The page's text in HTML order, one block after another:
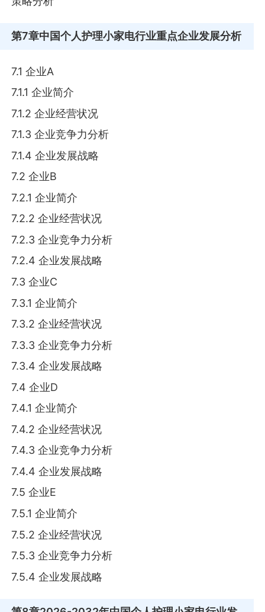
第7章中国个人护理小家电行业重点企业发展分析
7.1 企业A
7.1.1 企业简介
7.1.2 企业经营状况
7.1.3 企业竞争力分析
7.1.4 企业发展战略
7.2 企业B
7.2.1 企业简介
7.2.2 企业经营状况
7.2.3 企业竞争力分析
7.2.4 企业发展战略
7.3 企业C
7.3.1 企业简介
7.3.2 企业经营状况
7.3.3 企业竞争力分析
7.3.4 企业发展战略
7.4 企业D
7.4.1 企业简介
7.4.2 企业经营状况
7.4.3 企业竞争力分析
7.4.4 企业发展战略
7.5 企业E
7.5.1 企业简介
7.5.2 企业经营状况
7.5.3 企业竞争力分析
7.5.4 企业发展战略